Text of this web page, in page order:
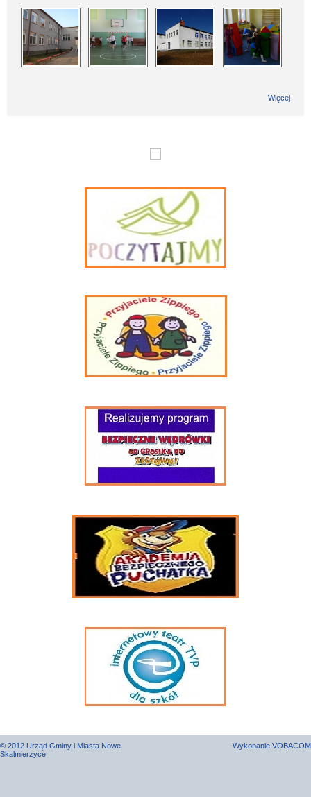
Więcej
© 2012 Urząd Gminy i Miasta Nowe
Skalmierzyce
Wykonanie VOBACOM